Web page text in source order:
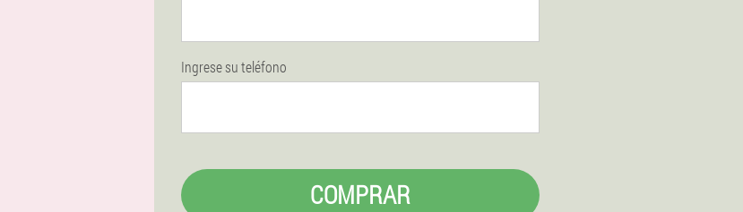
Ingrese su teléfono
COMPRAR